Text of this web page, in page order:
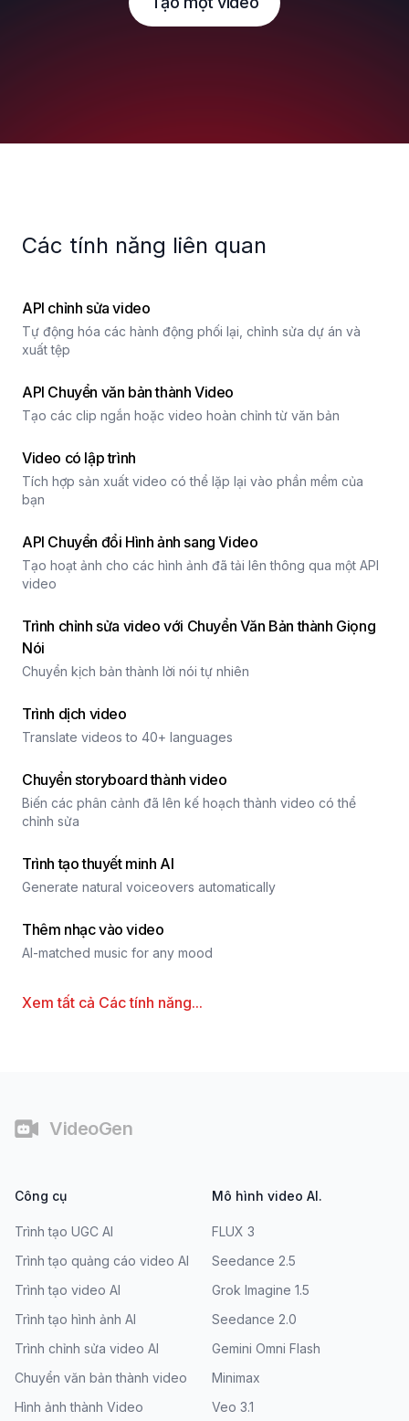
Các tính năng liên quan
API chỉnh sửa video
Tự động hóa các hành động phối lại, chỉnh sửa dự án và
xuất tệp
API Chuyển văn bản thành Video
Tạo các clip ngắn hoặc video hoàn chỉnh từ văn bản
Video có lập trình
Tích hợp sản xuất video có thể lặp lại vào phần mềm của
bạn
API Chuyển đổi Hình ảnh sang Video
Tạo hoạt ảnh cho các hình ảnh đã tải lên thông qua một API
video
Trình chỉnh sửa video với Chuyển Văn Bản thành Giọng
Nói
Chuyển kịch bản thành lời nói tự nhiên
Trình dịch video
Translate videos to 40+ languages
Chuyển storyboard thành video
Biến các phân cảnh đã lên kế hoạch thành video có thể
chỉnh sửa
Trình tạo thuyết minh AI
Generate natural voiceovers automatically
Thêm nhạc vào video
AI-matched music for any mood
Xem tất cả Các tính năng...
VideoGen
Công cụ
Trình tạo UGC AI
Trình tạo quảng cáo video AI
Trình tạo video AI
Trình tạo hình ảnh AI
Trình chỉnh sửa video AI
Chuyển văn bản thành video
Hình ảnh thành Video
Mô hình video AI.
FLUX 3
Seedance 2.5
Grok Imagine 1.5
Seedance 2.0
Gemini Omni Flash
Minimax
Veo 3.1